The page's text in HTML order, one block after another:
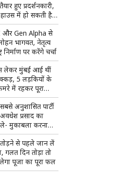
हुए प्रदर्शनकारी,
में हो सकती है
और Gen Alpha से
भागवत, नेतृत्व
निर्माण पर करेंगे चर्चा
लेकर मुंबई आई थीं
5 लड़कियों के
में रहकर पूरा
बनने का सपना
अनुशासित पार्टी
प्रसाद का
मुकाबला करना
तोड़ने से पहले जान लें
गलत दिन तोड़ा तो
पूजा का पूरा फल